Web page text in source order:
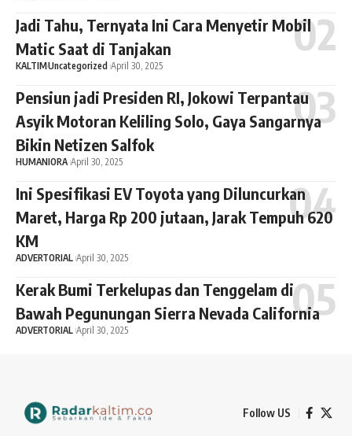
Jadi Tahu, Ternyata Ini Cara Menyetir Mobil
Matic Saat di Tanjakan
KALTIMUncategorized April 30, 2025
Pensiun jadi Presiden RI, Jokowi Terpantau
Asyik Motoran Keliling Solo, Gaya Sangarnya
Bikin Netizen Salfok
HUMANIORA April 30, 2025
Ini Spesifikasi EV Toyota yang Diluncurkan
Maret, Harga Rp 200 jutaan, Jarak Tempuh 620
KM
ADVERTORIAL April 30, 2025
Kerak Bumi Terkelupas dan Tenggelam di
Bawah Pegunungan Sierra Nevada California
ADVERTORIAL April 30, 2025
Follow US